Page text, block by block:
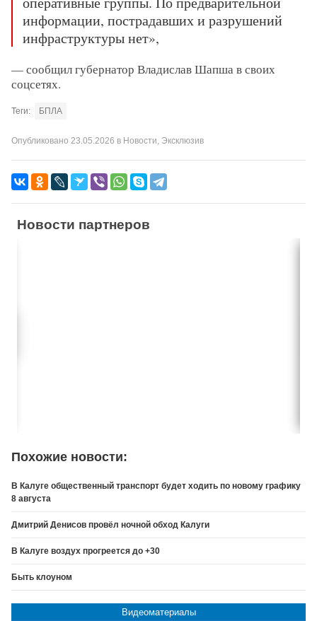
информации, пострадавших и разрушений
инфраструктуры нет»,
— сообщил губернатор Владислав Шапша в своих
соцсетях.
Теги: БПЛА
Опубликовано 23.05.2026 в Новости, Эксклюзив
Новости партнеров
Похожие новости:
В Калуге общественный транспорт будет ходить по новому графику
8 августа
Дмитрий Денисов провёл ночной обход Калуги
В Калуге воздух прогреется до +30
Быть клоуном
Видеоматериалы